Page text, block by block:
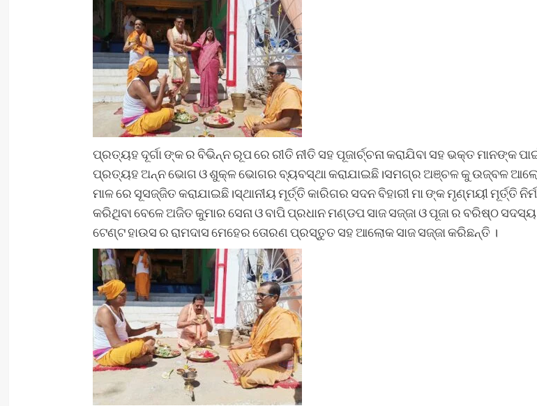
ପ୍ରତ୍ୟହ ଦୂର୍ଗା ଙ୍କ ର ବିଭିନ୍ନ ରୂପ ରେ ରୀତି ନୀତି ସହ ପୂଜାର୍ଚ୍ଚନା କରାଯିବା ସହ ଭକ୍ତ ମାନଙ୍କ
ପ୍ରତ୍ୟହ ଅନ୍ନ ଭୋଗ ଓ ଶୁକ୍ଳ ଭୋଗର ବ୍ୟବସ୍ଥା କରାଯାଇଛି।ସମଗ୍ର ଅଞ୍ଚଳ କୁ ଉଜ୍ବଳ
ମାଳ ରେ ସୂସଜ୍ଜିତ କରାଯାଇଛି।ସ୍ଥାନୀୟ ମୂର୍ତ୍ତି କାରିଗର ସଦନ ବିହାରୀ ମା ଙ୍କ ମୃଣ୍ମୟୀ ମୂର୍ତ୍ତି
କରିଥିବା ବେଳେ ଅଜିତ କୁମାର ସେନା ଓ ବାପି ପ୍ରଧାନ ମଣ୍ଡପ ସାଜ ସଜ୍ଜା ଓ ପୂଜା ର ବରିଷ୍ଠ ସଦସ୍ୟ
ଟେଣ୍ଟ ହାଉସ ର ରାମଦାସ ମେହେର ତୋରଣ ପ୍ରସ୍ତୁତ ସହ ଆଲୋକ ସାଜ ସଜ୍ଜା କରିଛନ୍ତି ।